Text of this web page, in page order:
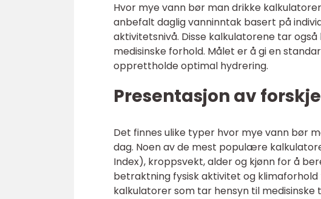
Hvor mye vann bør man drikke
anbefalt daglig vanninntak basert på
aktivitetsnivå. Disse kalkulatorene tar
medisinske forhold. Målet er å gi en
opprettholde optimal hydrering.
Presentasjon av
Det finnes ulike typer hvor mye vann bør
dag. Noen av de mest populære
Index), kroppsvekt, alder og kjønn for å
betraktning fysisk aktivitet og
kalkulatorer som tar hensyn til